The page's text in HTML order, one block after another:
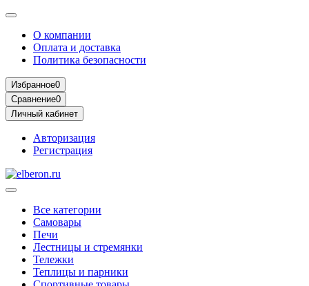
О компании
Оплата и доставка
Политика безопасности
Избранное0
Сравнение0
Личный кабинет
Авторизация
Регистрация
Все категории
Самовары
Печи
Лестницы и стремянки
Тележки
Теплицы и парники